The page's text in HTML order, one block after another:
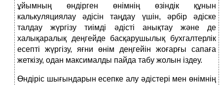
ұйымның өндірген өнімнің өзіндік құнын
калькуляциялау әдісін таңдау үшін, әрбір әдіске
талдау жүргізу тиімді әдісті анықтау және де
халықаралық деңгейде басқарушылық бухгалтерлік
есепті жүргізу, яғни өнім деңгейін жоғарғы сапаға
жеткізу, одан максималды пайда табу жолын іздеу.
Өндіріс шығындарын есепке алу әдістері мен өнімнің